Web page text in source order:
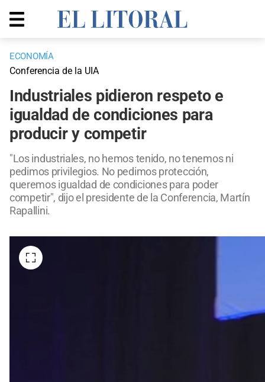
ECONOMÍA
Conferencia de la UIA
Industriales pidieron respeto e
igualdad de condiciones para
producir y competir
"Los industriales, no hemos tenido, no tenemos ni
pedimos privilegios. No pedimos protección,
queremos igualdad de condiciones para poder
competir", dijo el presidente de la Conferencia, Martín
Rapallini.